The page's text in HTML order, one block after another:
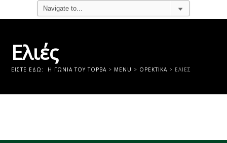
Ελιές
ΕΊΣΤΕ ΕΔΏ: Η ΓΩΝΙΑ ΤΟΥ ΤΟΡΒΑ > MENU > ΟΡΕΚΤΙΚΆ > ΕΛΙΈΣ